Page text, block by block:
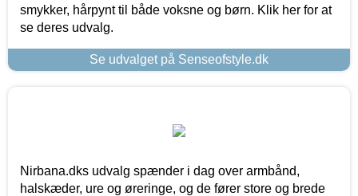
smykker, hårpynt til både voksne og børn. Klik her for at
se deres udvalg.
Se udvalget på Senseofstyle.dk
Nirbana.dks udvalg spænder i dag over armbånd,
halskæder, ure og øreringe, og de fører store og brede